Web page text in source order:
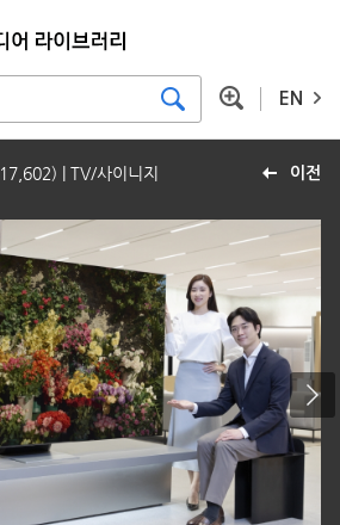
EN
이전
17,602) | TV/사이니지